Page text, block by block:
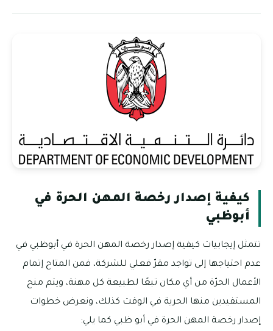
كيفية إصدار رخصة المهن الحرة في
أبوظبي
تتمثل إيجابيات كيفية إصدار رخصة المهن الحرة في أبوظبي في
عدم احتياجها إلى تواجد مقرّ فعلي للشركة، فمن المتاح إتمام
الأعمال الحرّة من أي مكان تبعًا لطبيعة كل مهنة، ويتم منح
المستفيدين منها الحرية في الوقت كذلك، ونعرض خطوات
إصدار رخصة المهن الحرة في أبو ظبي كما يلي: